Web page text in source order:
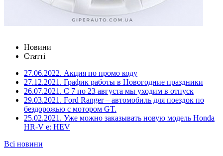
Новини
Статті
27.06.2022. Акция по промо коду
27.12.2021. График работы в Новогодние праздники
26.07.2021. С 7 по 23 августа мы уходим в отпуск
29.03.2021. Ford Ranger – автомобиль для поездок по
бездорожью с мотором GT.
25.02.2021. Уже можно заказывать новую модель Honda
HR-V e: HEV
Всі новини